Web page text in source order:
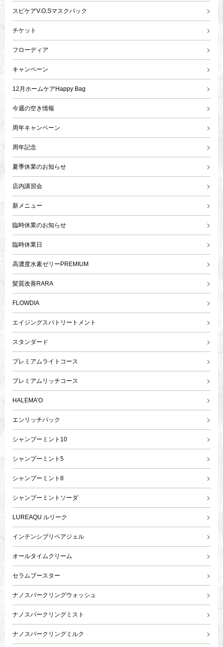
スピケアV.O.Sマスクパック
チケット
フローディア
キャンペーン
12月ホームケアHappy Bag
今週の空き情報
周年キャンペーン
周年記念
夏季休業のお知らせ
店内講習会
新メニュー
臨時休業のお知らせ
臨時休業日
高濃度水素ゼリーPREMIUM
髪質改善RARA
FLOWDIA
エイジングスパトリートメント
スタンダード
プレミアムライトコース
プレミアムリッチコース
HALEMA’O
エンリッチパック
シャンプーミント10
シャンプーミント5
シャンプーミント8
シャンプーミントソーダ
LUREAQU ルリーク
インテンシブリペアジェル
オールタイムクリーム
セラムブースター
ナノスパークリングウォッシュ
ナノスパークリングミスト
ナノスパークリングミルク